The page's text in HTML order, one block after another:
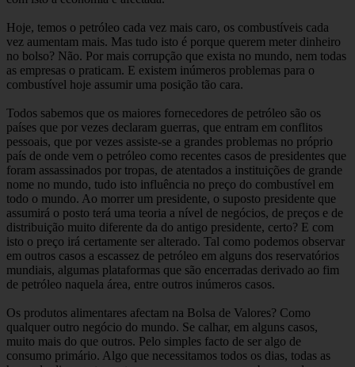
Hoje, temos o petróleo cada vez mais caro, os combustíveis cada
vez aumentam mais. Mas tudo isto é porque querem meter dinheiro
no bolso? Não. Por mais corrupção que exista no mundo, nem todas
as empresas o praticam. E existem inúmeros problemas para o
combustível hoje assumir uma posição tão cara.
Todos sabemos que os maiores fornecedores de petróleo são os
países que por vezes declaram guerras, que entram em conflitos
pessoais, que por vezes assiste-se a grandes problemas no próprio
país de onde vem o petróleo como recentes casos de presidentes que
foram assassinados por tropas, de atentados a instituições de grande
nome no mundo, tudo isto influência no preço do combustível em
todo o mundo. Ao morrer um presidente, o suposto presidente que
assumirá o posto terá uma teoria a nível de negócios, de preços e de
distribuição muito diferente da do antigo presidente, certo? E com
isto o preço irá certamente ser alterado. Tal como podemos observar
em outros casos a escassez de petróleo em alguns dos reservatórios
mundiais, algumas plataformas que são encerradas derivado ao fim
de petróleo naquela área, entre outros inúmeros casos.
Os produtos alimentares afectam na Bolsa de Valores? Como
qualquer outro negócio do mundo. Se calhar, em alguns casos,
muito mais do que outros. Pelo simples facto de ser algo de
consumo primário. Algo que necessitamos todos os dias, todas as